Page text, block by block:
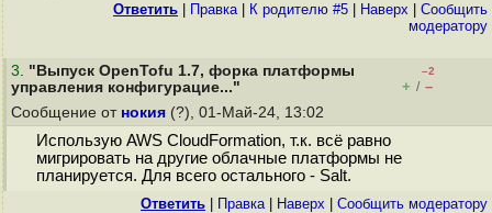
Ответить Правка| К родителю #5 Наверх
Cообщить
модератору
3. "Выпуск OpenTofu 1.7, форка платформы
управления конфигурацие..."
–2
+ / –
Сообщение от нокия (?), 01-Май-24, 13:02
Использую AWS CloudFormation, т.к. всё равно
мигрировать на другие облачные платформы не
планируется. Для всего остального - Salt.
Ответить Правка| Наверх Cообщить модератору